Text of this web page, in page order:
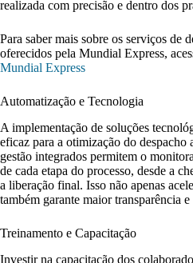
realizada com precisão e dentro dos
Para saber mais sobre os serviços de
oferecidos pela Mundial Express,
Mundial Express
Automatização e Tecnologia
A implementação de soluções
eficaz para a otimização do despacho
gestão integrados permitem o
de cada etapa do processo, desde a
a liberação final. Isso não apenas
também garante maior transparência
Treinamento e Capacitação
Investir na capacitação dos